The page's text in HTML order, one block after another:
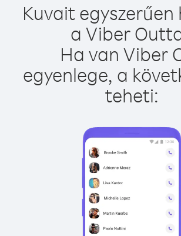
Kuvait
a Viber
Ha van Viber
egyenlege, a
teheti: